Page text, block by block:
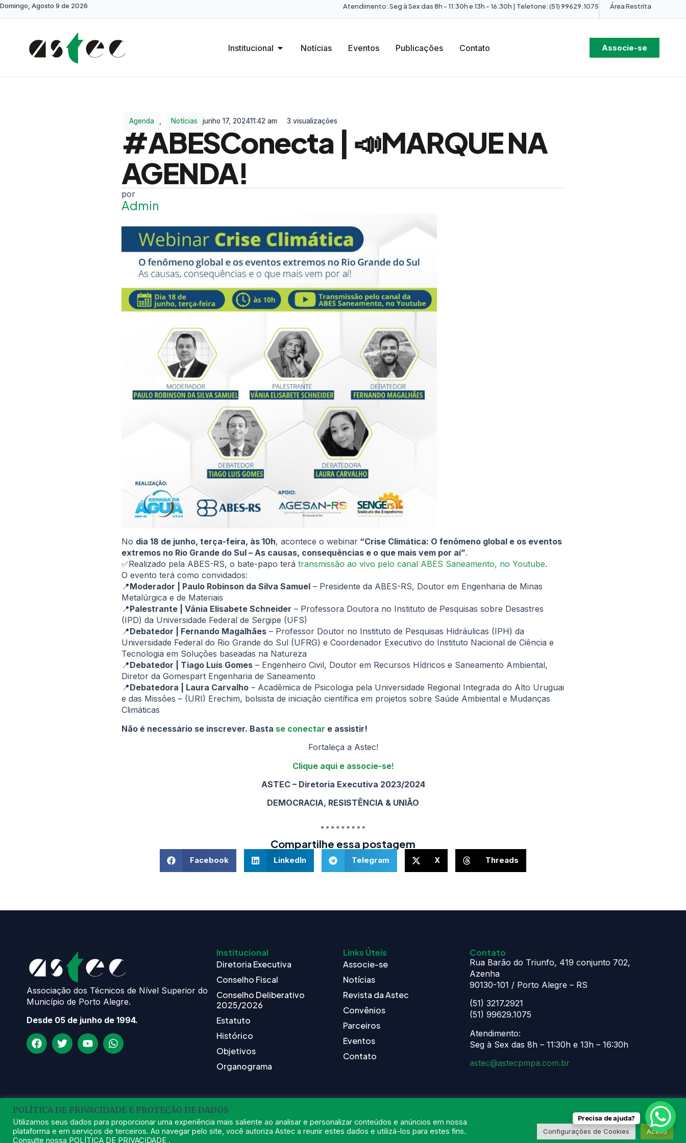
Domingo, Agosto 9 de 2026 Atendimento: Seg à Sex das 8h - 11:30h e 13h - 16:30h | Telefone: (51) 99629.1075 Área Restrita
Institucional Notícias Eventos Publicações Contato Associe-se
Agenda Notícias junho 17, 202411:42 am 3 visualizações
#ABESConecta | 📣MARQUE NA
AGENDA!
Admin
No dia 18 de junho, terça-feira, às 10h, acontece o webinar “Crise Climática: O fenômeno global e os eventos
extremos no Rio Grande do Sul – As causas, consequências e o que mais vem por aí”.
✅Realizado pela ABES-RS, o bate-papo terá transmissão ao vivo pelo canal ABES Saneamento, no Youtube.
O evento terá como convidados:
📍Moderador | Paulo Robinson da Silva Samuel – Presidente da ABES-RS, Doutor em Engenharia de Minas
Metalúrgica e de Materiais
📍Palestrante | Vânia Elisabete Schneider – Professora Doutora no Instituto de Pesquisas sobre Desastres
(IPD) da Universidade Federal de Sergipe (UFS)
📍Debatedor | Fernando Magalhães – Professor Doutor no Instituto de Pesquisas Hidráulicas (IPH) da
Universidade Federal do Rio Grande do Sul (UFRG) e Coordenador Executivo do Instituto Nacional de Ciência e
Tecnologia em Soluções baseadas na Natureza
📍Debatedor | Tiago Luis Gomes – Engenheiro Civil, Doutor em Recursos Hídricos e Saneamento Ambiental,
Diretor da Gomespart Engenharia de Saneamento
📍Debatedora | Laura Carvalho – Acadêmica de Psicologia pela Universidade Regional Integrada do Alto Uruguai
e das Missões – (URI) Erechim, bolsista de iniciação científica em projetos sobre Saúde Ambiental e Mudanças
Climáticas
Não é necessário se inscrever. Basta se conectar e assistir!
Fortaleça a Astec!
Clique aqui e associe-se!
ASTEC – Diretoria Executiva 2023/2024
DEMOCRACIA, RESISTÊNCIA & UNIÃO
Compartilhe essa postagem
Facebook LinkedIn Telegram X Threads
Associação dos Técnicos de Nível Superior do
Município de Porto Alegre.
Desde 05 de junho de 1994.
Institucional
Diretoria Executiva
Conselho Fiscal
Conselho Deliberativo
2025/2026
Estatuto
Histórico
Objetivos
Organograma
Links Úteis
Associe-se
Notícias
Revista da Astec
Convênios
Parceiros
Eventos
Contato
Contato
Rua Barão do Triunfo, 419 conjunto 702,
Azenha
90130-101 / Porto Alegre – RS
(51) 3217.2921
(51) 99629.1075
Atendimento:
Seg à Sex das 8h – 11:30h e 13h – 16:30h
astec@astecpmpa.com.br
2026 ASTEC. Todos os Direitos Reservados. Desenvolvido por Nexx Tecnologia
POLÍTICA DE PRIVACIDADE E PROTEÇÃO DE DADOS
Utilizamos seus dados para proporcionar uma experiência mais saliente ao analisar e personalizar conteúdos e anúncios em nossa
plataforma e em serviços de terceiros. Ao navegar pelo site, você autoriza Astec a reunir estes dados e utilizá-los para estes fins.
Consulte nossa POLÍTICA DE PRIVACIDADE .
Configurações de Cookies Aceito
Precisa de ajuda?